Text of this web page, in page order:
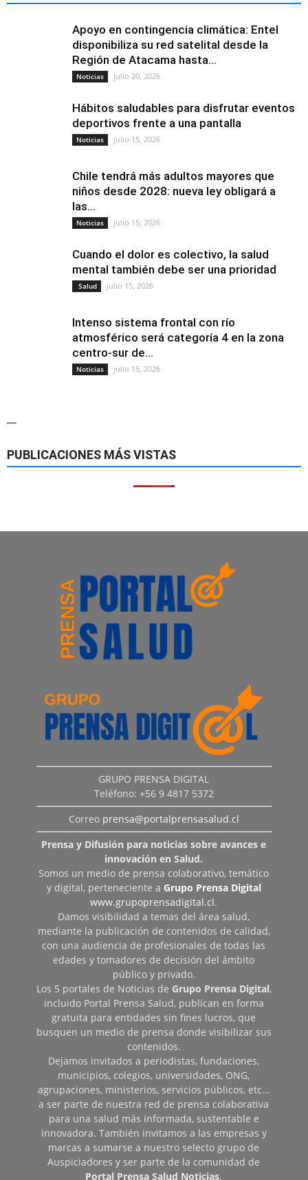
Apoyo en contingencia climática: Entel
disponibiliza su red satelital desde la
Región de Atacama hasta...
Noticias julio 20, 2026
Hábitos saludables para disfrutar eventos
deportivos frente a una pantalla
Noticias julio 15, 2026
Chile tendrá más adultos mayores que
niños desde 2028: nueva ley obligará a
las...
Noticias julio 15, 2026
Cuando el dolor es colectivo, la salud
mental también debe ser una prioridad
Salud julio 15, 2026
Intenso sistema frontal con río
atmosférico será categoría 4 en la zona
centro-sur de...
Noticias julio 15, 2026
—
PUBLICACIONES MÁS VISTAS
GRUPO PRENSA DIGITAL
Teléfono: +56 9 4817 5372
Correo prensa@portalprensasalud.cl
Prensa y Difusión para noticias sobre avances e
innovación en Salud.
Somos un medio de prensa colaborativo, temático
y digital, perteneciente a Grupo Prensa Digital
www.grupoprensadigital.cl.
Damos visibilidad a temas del área salud,
mediante la publicación de contenidos de calidad,
con una audiencia de profesionales de todas las
edades y tomadores de decisión del ámbito
público y privado.
Los 5 portales de Noticias de Grupo Prensa Digital,
incluido Portal Prensa Salud, publican en forma
gratuita para entidades sin fines lucros, que
busquen un medio de prensa donde visibilizar sus
contenidos.
Dejamos invitados a periodistas, fundaciones,
municipios, colegios, universidades, ONG,
agrupaciones, ministerios, servicios públicos, etc…
a ser parte de nuestra red de prensa colaborativa
para una salud más informada, sustentable e
innovadora. También invitamos a las empresas y
marcas a sumarse a nuestro selecto grupo de
Auspiciadores y ser parte de la comunidad de
Portal Prensa Salud Noticias.